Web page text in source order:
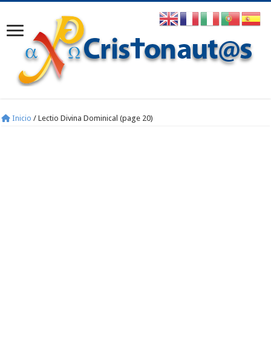
Inicio / Lectio Divina Dominical (page 20)